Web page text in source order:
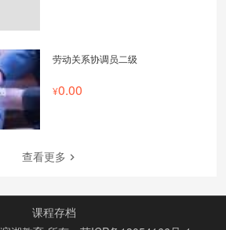
劳动关系协调员二级
0.00
查看更多
课程存档